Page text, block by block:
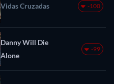
Vidas Cruzadas -100
Danny Will Die
Alone
-99